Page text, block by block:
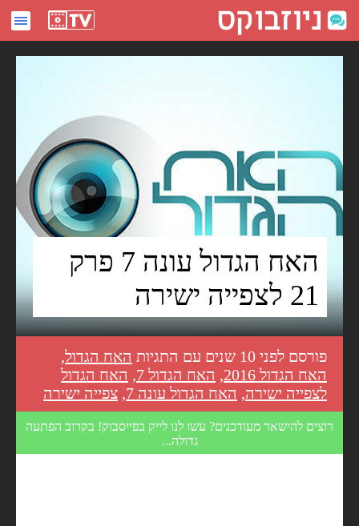
האח הגדול עונה 7 פרק 21 לצפייה ישירה - ניוזבוקס
האח הגדול עונה 7 פרק
21 לצפייה ישירה
פורסם לפני 10 שנים עם התגיות האח הגדול,
האח הגדול 2016
, האח הגדול 7 , האח הגדול
לצפייה ישירה, האח הגדול עונה 7 , צפייה ישירה
רוצים להישאר מעודכנים? עשו לנו לייק בפייסבוק! בקרוב הפתעה
גדולה...